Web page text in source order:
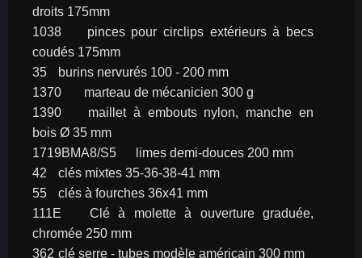
droits 175mm
1038	pinces pour circlips extérieurs à becs
coudés 175mm
35	burins nervurés 100 - 200 mm
1370	marteau de mécanicien 300 g
1390	maillet à embouts nylon, manche en
bois Ø 35 mm
1719BMA8/S5	limes demi-douces 200 mm
42	clés mixtes 35-36-38-41 mm
55	clés à fourches 36x41 mm
111E	Clé à molette à ouverture graduée,
chromée 250 mm
362	clé serre - tubes modèle américain 300 mm